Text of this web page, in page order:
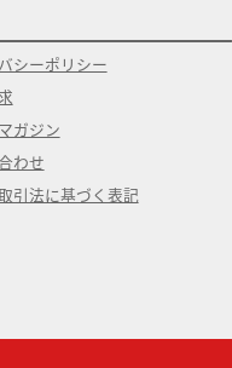
シーポリシー
ガジン
わせ
引法に基づく表記